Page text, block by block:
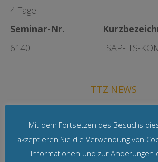
4 Tage
Seminar-Nr.
6140 SAP-ITS-
TTZ NEWS
ABONNIEREN UND
SAP® ANGEBOTE
MITNEHMEN
Mit dem Fortsetzen des Besuchs
akzeptieren Sie die Verwendung von
Informationen und zur Änderungen